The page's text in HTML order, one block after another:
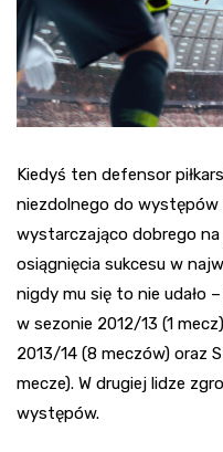
Kiedyś ten defensor
niezdolnego do występów
wystarczająco dobrego
osiągnięcia sukcesu w
nigdy mu się to nie udało
w sezonie 2012/13 (1
2013/14 (8 meczów) oraz
mecze). W drugiej lidze
występów.